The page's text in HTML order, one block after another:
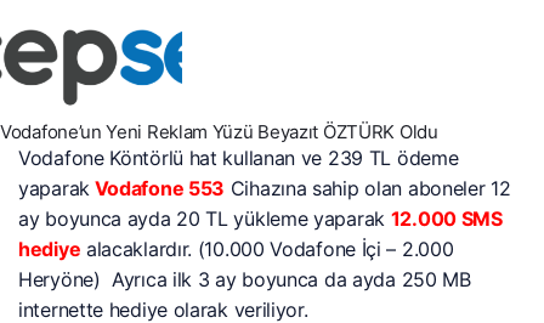
Vodafone’un Yeni Reklam Yüzü Beyazıt ÖZTÜRK Oldu
Vodafone Köntörlü hat kullanan ve 239 TL ödeme
yaparakVodafone 553 Cihazına sahip olan aboneler 12
ay boyunca ayda 20 TL yükleme yaparak 12.000 SMS
hediye alacaklardır. (10.000 Vodafone İçi – 2.000
Heryöne) Ayrıca ilk 3 ay boyunca da ayda 250 MB
internette hediye olarak veriliyor.